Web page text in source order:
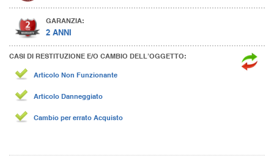
GARANZIA:
2 ANNI
CASI DI RESTITUZIONE E/O CAMBIO DELL’OGGETTO:
Articolo Non Funzionante
Articolo Danneggiato
Cambio per errato Acquisto